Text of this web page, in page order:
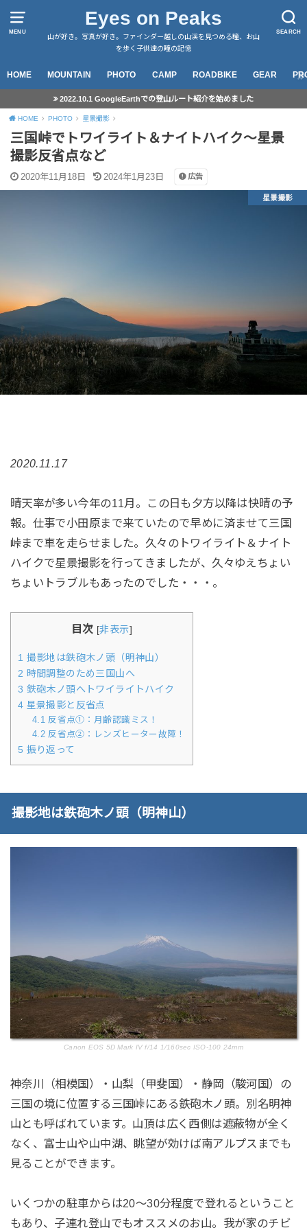
MENU SEARCH
Eyes on Peaks
山が好き。写真が好き。ファインダー越しの山渓を見つめる瞳、お山
を歩く子供達の瞳の記憶
HOME MOUNTAIN PHOTO CAMP ROADBIKE GEAR
2022.10.1 GoogleEarthでの登山ルート紹介を始めました
HOME PHOTO 星景撮影
三国峠でトワイライト＆ナイトハイク～星景
撮影反省点など
2020年11月18日 2024年1月23日 広告
星景撮影
2020.11.17
晴天率が多い今年の11月。この日も夕方以降は快晴の予
報。仕事で小田原まで来ていたので早めに済ませて三国
峠まで車を走らせました。久々のトワイライト＆ナイト
ハイクで星景撮影を行ってきましたが、久々ゆえちょい
ちょいトラブルもあったのでした・・・。
目次 [非表示]
1 撮影地は鉄砲木ノ頭（明神山）
2 時間調整のため三国山へ
3 鉄砲木ノ頭へトワイライトハイク
4 星景撮影と反省点
4.1 反省点①：月齢認識ミス！
4.2 反省点②：レンズヒーター故障！
5 振り返って
撮影地は鉄砲木ノ頭（明神山）
Canon EOS 5D Mark IV f/14 1/160sec ISO-100 24mm
神奈川（相模国）・山梨（甲斐国）・静岡（駿河国）の
三国の境に位置する三国峠にある鉄砲木ノ頭。別名明神
山とも呼ばれています。山頂は広く西側は遮蔽物が全く
なく、富士山や山中湖、眺望が効けば南アルプスまでも
見ることができます。
いくつかの駐車からは20～30分程度で登れるということ
もあり、子連れ登山でもオススメのお山。我が家のチビ